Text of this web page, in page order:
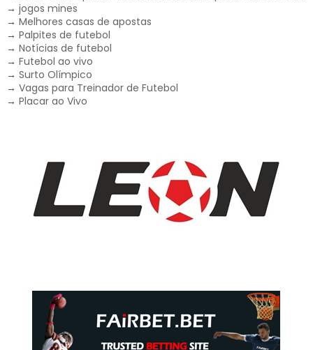
→ jogos mines
→ Melhores casas de apostas
→ Palpites de futebol
→ Notícias de futebol
→ Futebol ao vivo
→ Surto Olímpico
→ Vagas para Treinador de Futebol
→ Placar ao Vivo